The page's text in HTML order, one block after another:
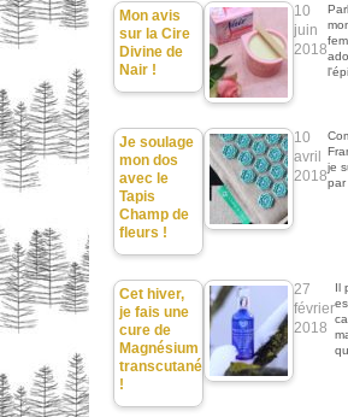
Mon avis
sur la Cire
Divine de
Nair !
10
juin
2018
Je soulage
mon dos
avec le
Tapis
Champ de
fleurs !
10
avril
2018
je
par
Cet hiver,
je fais une
cure de
Magnésium
transcutané
!
27
février
2018
Il